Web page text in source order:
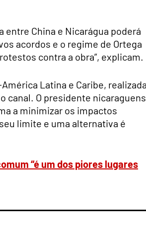
China e Nicarágua poderá
acordos e o regime de Ortega
contra a obra”, explicam.
Latina e Caribe,
canal. O presidente
a minimizar os impactos
limite e uma alternativa é
“é um dos piores lugares